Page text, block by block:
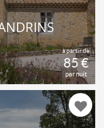
à partir de
85 €
par nuit